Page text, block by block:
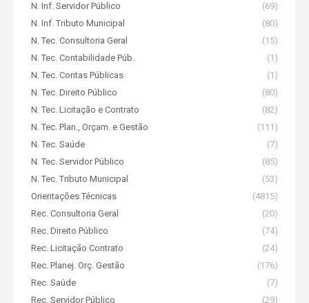
N. Inf. Servidor Público
(69)
N. Inf. Tributo Municipal
(80)
N. Tec. Consultoria Geral
(15)
N. Tec. Contabilidade Púb.
(1)
N. Tec. Contas Públicas
(1)
N. Tec. Direito Público
(80)
N. Tec. Licitação e Contrato
(82)
N. Tec. Plan., Orçam. e Gestão
(111)
N. Tec. Saúde
(7)
N. Tec. Servidor Público
(85)
N. Tec. Tributo Municipal
(53)
Orientações Técnicas
(4815)
Rec. Consultoria Geral
(20)
Rec. Direito Público
(74)
Rec. Licitação Contrato
(24)
Rec. Planej. Orç. Gestão
(176)
Rec. Saúde
(7)
Rec. Servidor Público
(29)